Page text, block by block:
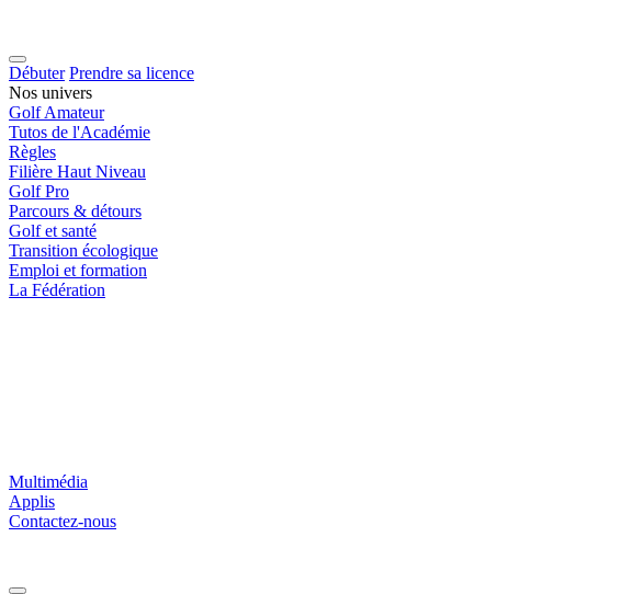
Débuter Prendre sa licence
Nos univers
Golf Amateur
Tutos de l'Académie
Règles
Filière Haut Niveau
Golf Pro
Parcours & détours
Golf et santé
Transition écologique
Emploi et formation
La Fédération
Multimédia
Applis
Contactez-nous